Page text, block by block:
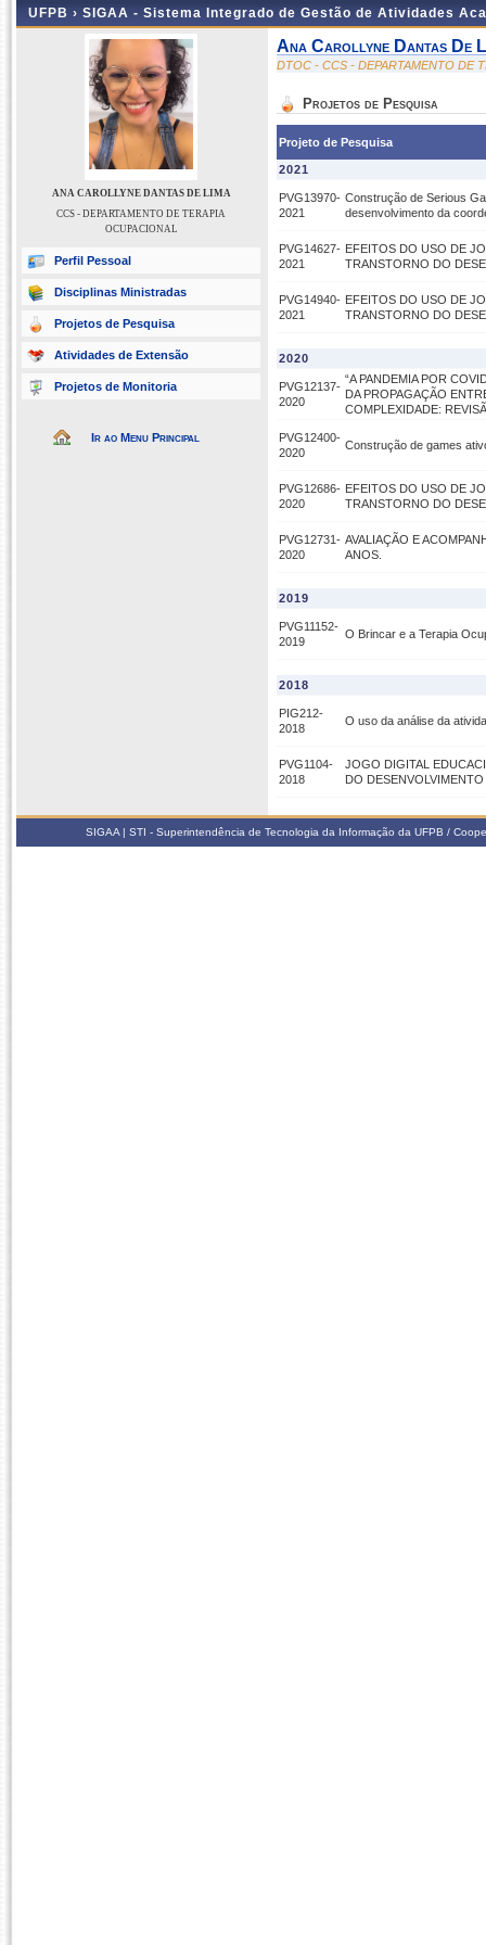
UFPB › SIGAA - Sistema Integrado de Gestão de Atividades
ANA CAROLLYNE DANTAS DE LIMA
CCS - DEPARTAMENTO DE TERAPIA
OCUPACIONAL
Perfil Pessoal
Disciplinas Ministradas
Projetos de Pesquisa
Atividades de Extensão
Projetos de Monitoria
Ir ao Menu Principal
Ana Carollyne Dantas De
DTOC - CCS - DEPARTAMENTO DE
Projetos de Pesquisa
Projeto de Pesquisa
2021
PVG13970-
2021
Construção de Serious
desenvolvimento da
PVG14627-
2021
EFEITOS DO USO DE
TRANSTORNO DO
PVG14940-
2021
EFEITOS DO USO DE
TRANSTORNO DO
2020
PVG12137-
2020
“A PANDEMIA POR
DA PROPAGAÇÃO
COMPLEXIDADE:
PVG12400-
2020
Construção de games
PVG12686-
2020
EFEITOS DO USO DE
TRANSTORNO DO
PVG12731-
2020
AVALIAÇÃO E
ANOS.
2019
PVG11152-
2019
O Brincar e a Terapia
2018
PIG212-
2018
O uso da análise da
PVG1104-
2018
JOGO DIGITAL
DO DESENVOLVIMENTO
SIGAA | STI - Superintendência de Tecnologia da Informação da UFPB /